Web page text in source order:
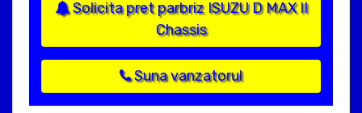
Solicita pret parbriz ISUZU D MAX II
Chassis
Suna vanzatorul